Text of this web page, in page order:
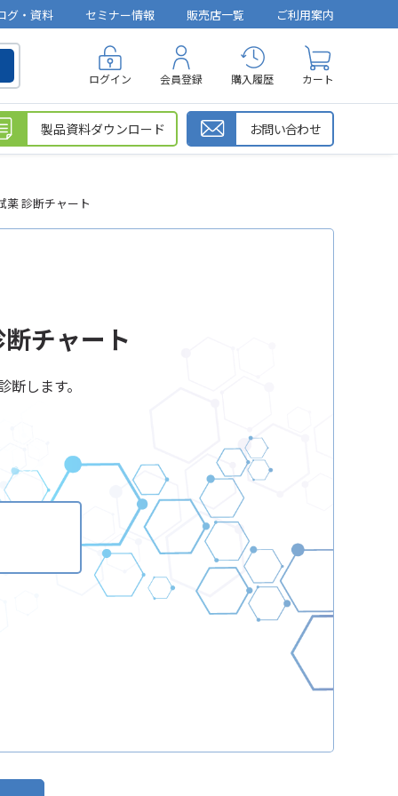
グ・資料 セミナー情報 販売店一覧 ご利用案内
ログイン 会員登録 購入履歴 カート
製品資料ダウンロード お問い合わせ
薬 診断チャート
チャート
します。